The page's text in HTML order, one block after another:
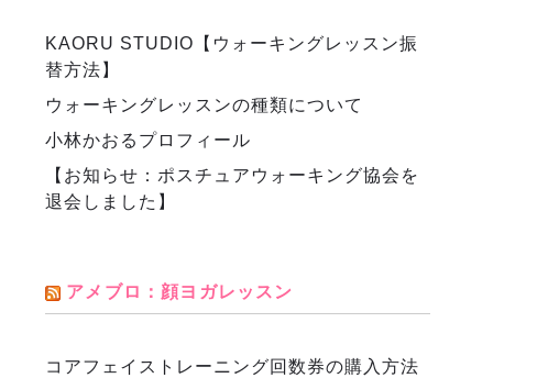
KAORU STUDIO【ウォーキングレッスン振
替方法】
ウォーキングレッスンの種類について
小林かおるプロフィール
【お知らせ：ポスチュアウォーキング協会を
退会しました】
アメブロ：顔ヨガレッスン
コアフェイストレーニング回数券の購入方法